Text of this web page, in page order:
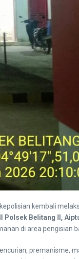
kembali
Polsek Belitang II,
di area pengisian
premanisme,